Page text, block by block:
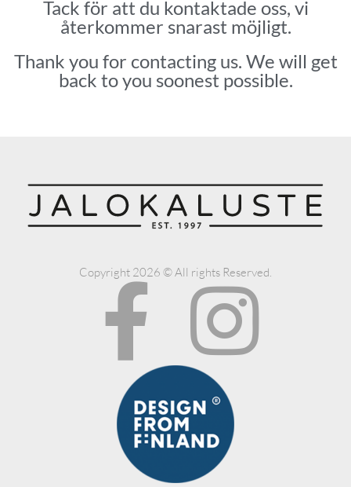
Tack för att du kontaktade oss, vi
återkommer snarast möjligt.
Thank you for contacting us. We will get
back to you soonest possible.
Copyright 2026 © All rights Reserved.